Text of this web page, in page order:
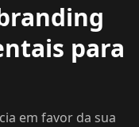
para
em favor da sua